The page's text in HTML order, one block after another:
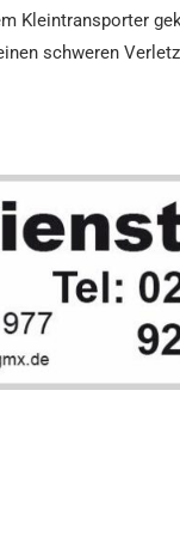
Kleintransporter
schweren